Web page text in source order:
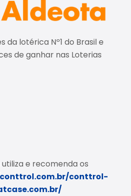
da lotérica Nº1 do Brasil e
de ganhar nas Loterias
e recomenda os
conttrol-